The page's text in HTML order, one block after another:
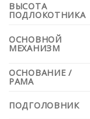
ВЫСОТА
ПОДЛОКОТНИКА
ОСНОВНОЙ
МЕХАНИЗМ
ОСНОВАНИЕ /
РАМА
ПОДГОЛОВНИК